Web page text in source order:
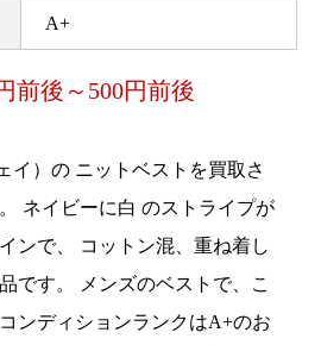
A+
前後～500円前後
イ）の ニットベストを買取さ
ネイビーに白 のストライプが
ンで、 コットン混、重ね着し
です。 メンズのベストで、こ
ンディションランクはA+のお